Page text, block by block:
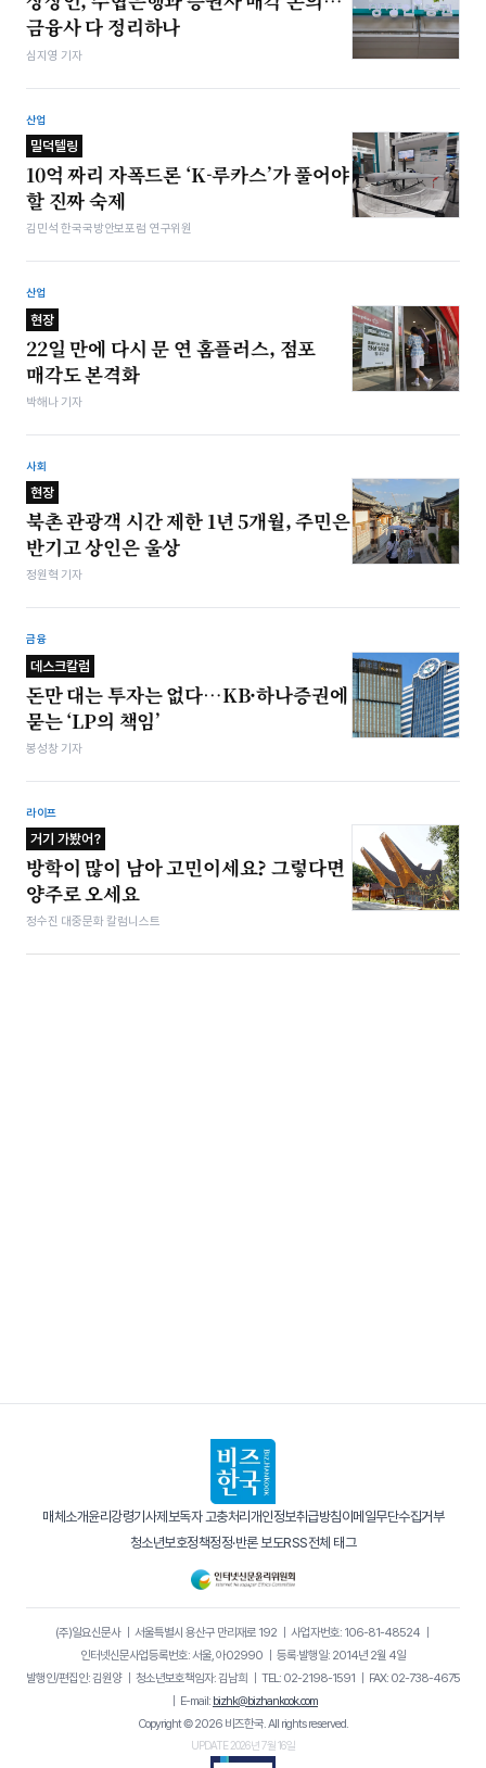
금융사 다 정리하나
심지영 기자
산업
밀덕텔링
10억 짜리 자폭드론 ‘K-루카스’가 풀어야
할 진짜 숙제
김민석 한국국방안보포럼 연구위원
산업
현장
22일 만에 다시 문 연 홈플러스, 점포
매각도 본격화
박해나 기자
사회
현장
북촌 관광객 시간 제한 1년 5개월, 주민은
반기고 상인은 울상
정원혁 기자
금융
데스크칼럼
돈만 대는 투자는 없다…KB·하나증권에
묻는 ‘LP의 책임’
봉성창 기자
라이프
거기 가봤어?
방학이 많이 남아 고민이세요? 그렇다면
양주로 오세요
정수진 대중문화 칼럼니스트
매체소개윤리강령기사제보독자 고충처리 개인정보취급방침이메일무단수집거부
청소년보호정책정정·반론 보도RSS전체 태그
(주)일요신문사｜ 서울특별시 용산구 만리재로 192｜ 사업자번호: 106-81-48524｜
인터넷신문사업등록번호: 서울, 아02990
등록·발행일: 2014년 2월 4일
발행인/편집인: 김원양｜ 청소년보호책임자: 김남희 TEL: 02-2198-1591
FAX: 02-738-4675
E-mail: bizhk@bizhankook.com
Copyright © 2026 비즈한국. All rights reserved.
UPDATE 2026년 7월 16일